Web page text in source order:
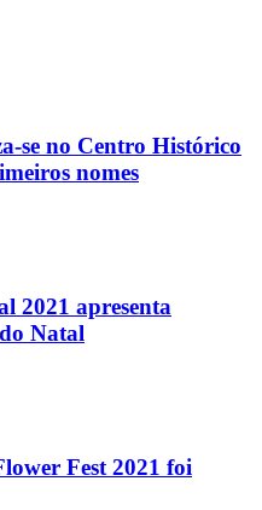
se no Centro Histórico
nomes
2021 apresenta
Natal
Fest 2021 foi